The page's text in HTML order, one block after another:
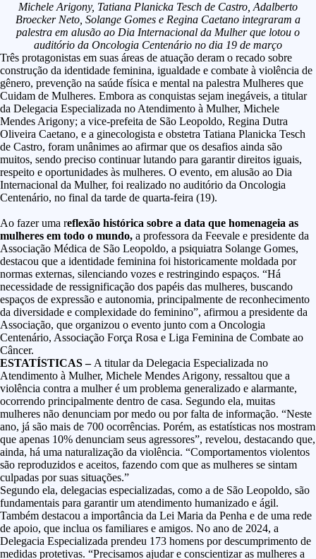
Michele Arigony, Tatiana Planicka Tesch de Castro, Adalberto
Broecker Neto, Solange Gomes e Regina Caetano integraram a
palestra em alusão ao Dia Internacional da Mulher que lotou o
auditório da Oncologia Centenário no dia 19 de março
Três protagonistas em suas áreas de atuação deram o recado sobre
construção da identidade feminina, igualdade e combate à violência de
gênero, prevenção na saúde física e mental na palestra Mulheres que
Cuidam de Mulheres. Embora as conquistas sejam inegáveis, a titular
da Delegacia Especializada no Atendimento à Mulher, Michele
Mendes Arigony; a vice-prefeita de São Leopoldo, Regina Dutra
Oliveira Caetano, e a ginecologista e obstetra Tatiana Planicka Tesch
de Castro, foram unânimes ao afirmar que os desafios ainda são
muitos, sendo preciso continuar lutando para garantir direitos iguais,
respeito e oportunidades às mulheres. O evento, em alusão ao Dia
Internacional da Mulher, foi realizado no auditório da Oncologia
Centenário, no final da tarde de quarta-feira (19).
Ao fazer uma reflexão histórica sobre a data que homenageia as
mulheres em todo o mundo, a professora da Feevale e presidente da
Associação Médica de São Leopoldo, a psiquiatra Solange Gomes,
destacou que a identidade feminina foi historicamente moldada por
normas externas, silenciando vozes e restringindo espaços. “Há
necessidade de ressignificação dos papéis das mulheres, buscando
espaços de expressão e autonomia, principalmente de reconhecimento
da diversidade e complexidade do feminino”, afirmou a presidente da
Associação, que organizou o evento junto com a Oncologia
Centenário, Associação Força Rosa e Liga Feminina de Combate ao
Câncer.
ESTATÍSTICAS – A titular da Delegacia Especializada no
Atendimento à Mulher, Michele Mendes Arigony, ressaltou que a
violência contra a mulher é um problema generalizado e alarmante,
ocorrendo principalmente dentro de casa. Segundo ela, muitas
mulheres não denunciam por medo ou por falta de informação. “Neste
ano, já são mais de 700 ocorrências. Porém, as estatísticas nos mostram
que apenas 10% denunciam seus agressores”, revelou, destacando que,
ainda, há uma naturalização da violência. “Comportamentos violentos
são reproduzidos e aceitos, fazendo com que as mulheres se sintam
culpadas por suas situações.”
Segundo ela, delegacias especializadas, como a de São Leopoldo, são
fundamentais para garantir um atendimento humanizado e ágil.
Também destacou a importância da Lei Maria da Penha e de uma rede
de apoio, que inclua os familiares e amigos. No ano de 2024, a
Delegacia Especializada prendeu 173 homens por descumprimento de
medidas protetivas. “Precisamos ajudar e conscientizar as mulheres a